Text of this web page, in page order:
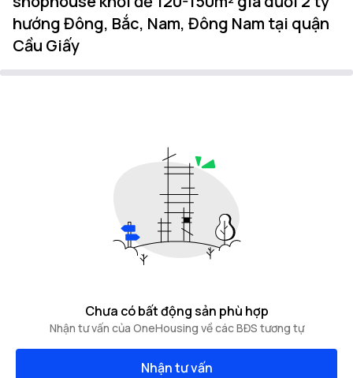
hướng Đông, Bắc, Nam, Đông Nam tại quận
Cầu Giấy
Chưa có bất động sản phù hợp
Nhận tư vấn của OneHousing về các BĐS tương tự
Nhận tư vấn